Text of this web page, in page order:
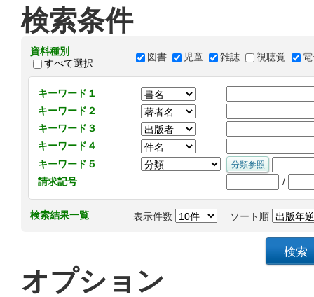
検索条件
資料種別
すべて選択
図書 児童 雑誌 視聴覚
キーワード１
キーワード２
キーワード３
キーワード４
キーワード５
請求記号
/
検索結果一覧 表示件数 ソート順
オプション